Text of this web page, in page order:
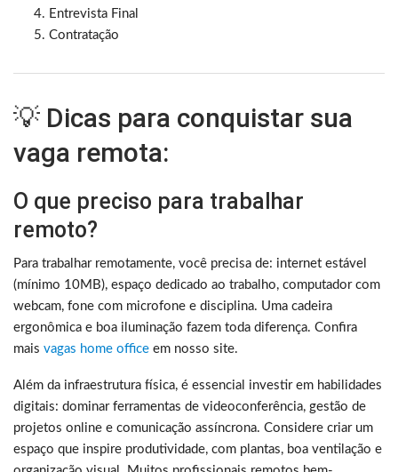
Entrevista Final
Contratação
💡 Dicas para conquistar sua
vaga remota:
O que preciso para trabalhar
remoto?
Para trabalhar remotamente, você precisa de: internet estável
(mínimo 10MB), espaço dedicado ao trabalho, computador com
webcam, fone com microfone e disciplina. Uma cadeira
ergonômica e boa iluminação fazem toda diferença. Confira
mais vagas home office em nosso site.
Além da infraestrutura física, é essencial investir em habilidades
digitais: dominar ferramentas de videoconferência, gestão de
projetos online e comunicação assíncrona. Considere criar um
espaço que inspire produtividade, com plantas, boa ventilação e